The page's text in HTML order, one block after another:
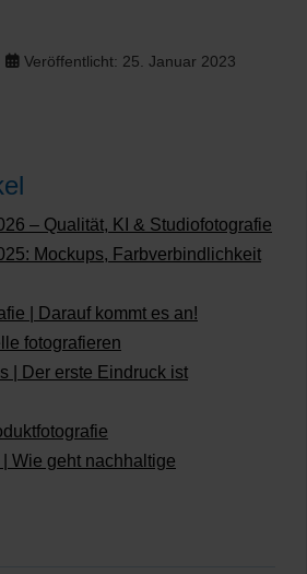
Veröffentlicht: 25. Januar 2023
– Qualität, KI & Studiofotografie
Mockups, Farbverbindlichkeit
| Darauf kommt es an!
fotografieren
| Der erste Eindruck ist
Wie geht nachhaltige